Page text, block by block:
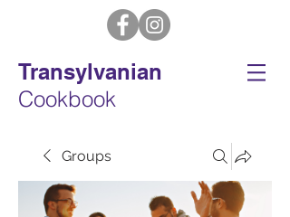
Transylvanian
Cookbook
Groups